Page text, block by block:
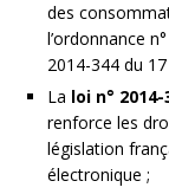
des
l’ordonnance
2014-344 du
La loi n°
renforce les
législation
électronique ;